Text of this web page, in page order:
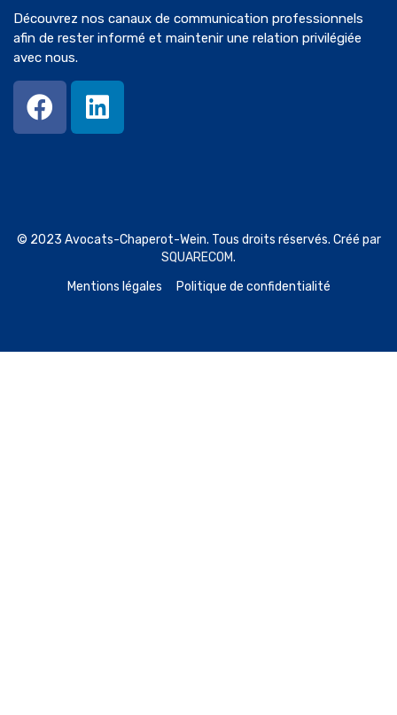
Découvrez nos canaux de communication professionnels
afin de rester informé et maintenir une relation privilégiée
avec nous.
© 2023 Avocats-Chaperot-Wein. Tous droits réservés. Créé par
SQUARECOM.
Mentions légales
Politique de confidentialité